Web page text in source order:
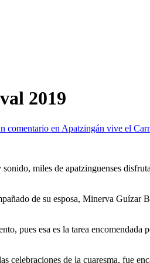
2019
comentario en Apatzingán vive el
miles de apatzinguenses
de su esposa, Minerva Guízar
pues esa es la tarea
celebraciones de la cuaresma, fue